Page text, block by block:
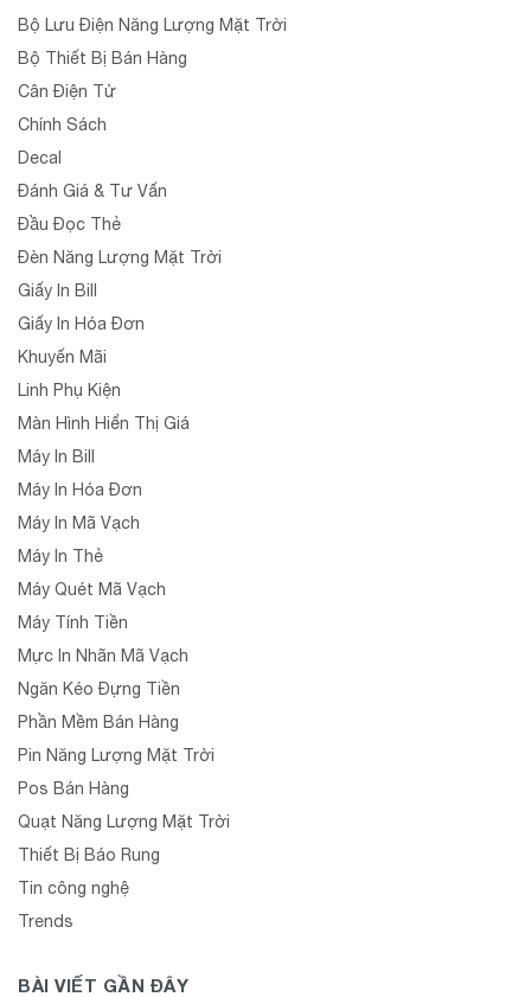
Bộ Lưu Điện Năng Lượng Mặt Trời
Bộ Thiết Bị Bán Hàng
Cân Điện Tử
Chính Sách
Decal
Đánh Giá & Tư Vấn
Đầu Đọc Thẻ
Đèn Năng Lượng Mặt Trời
Giấy In Bill
Giấy In Hóa Đơn
Khuyến Mãi
Linh Phụ Kiện
Màn Hình Hiển Thị Giá
Máy In Bill
Máy In Hóa Đơn
Máy In Mã Vạch
Máy In Thẻ
Máy Quét Mã Vạch
Máy Tính Tiền
Mực In Nhãn Mã Vạch
Ngăn Kéo Đựng Tiền
Phần Mềm Bán Hàng
Pin Năng Lượng Mặt Trời
Pos Bán Hàng
Quạt Năng Lượng Mặt Trời
Thiết Bị Báo Rung
Tin công nghệ
Trends
BÀI VIẾT GẦN ĐÂY